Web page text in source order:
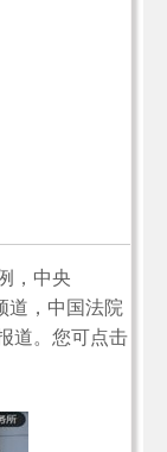
，中央
道，中国法院
道。您可点击